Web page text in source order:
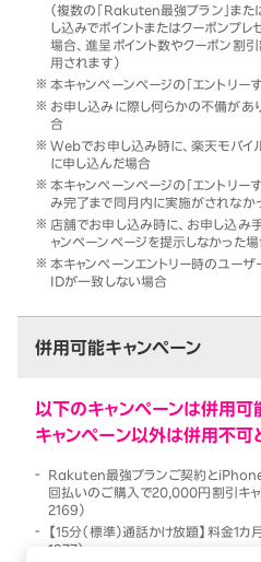
（複数の「Rakuten最強プラン」ま
し込みでポイントまたはクーポンプレ
場合、進呈ポイント数やクーポン割
用されます）
本キャンペーンページの「エントリー
お申し込みに際し何らかの不備があ
合
Webでお申し込み時に、楽天モバイ
に申し込んだ場合
本キャンペーンページの「エントリー
み完了まで同月内に実施がされなか
店舗でお申し込み時に、お申し込み
ャンペーンページを提示しなかった
本キャンペーンエントリー時のユー
IDが一致しない場合
併用可能キャンペーン
以下のキャンペーンは併用可
キャンペーン以外は併用不可
Rakuten最強プランご契約と
回払いのご購入で20,000円割引キャ
2169）
【15分（標準）通話かけ放題】料金1カ
1977）